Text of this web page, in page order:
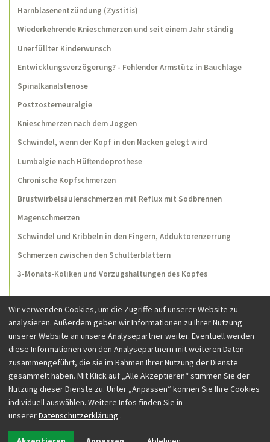
Adduktorenzerrung
Schmerzen zwischen den Schulterblättern
3-Monats-Koliken und Vorzugshaltungen des
Lebenslauf
Publikationen
Home
Harnblasenentzündung (Zystitis)
Wiederkehrende Knieschmerzen und seit einem Jahr ständig
Unerfüllter Kinderwunsch
Entwicklungsverzögerung? - Fehlender Armstütz in Bauchlage
Spinalkanalstenose
Postzosterneuralgie
Knieschmerzen nach dem Joggen
Schwindel, wenn der Kopf in den Nacken gelegt wird
Lumbalgie nach Hüftendoprothese
Chronische Kopfschmerzen
Brustwirbelsäulenschmerzen mit Reflux mit Sodbrennen
Magenschmerzen
Schwindel und Kribbeln in den Fingern, Adduktorenzerrung
Schmerzen zwischen den Schulterblättern
3-Monats-Koliken und Vorzugshaltungen des Kopfes
Besuchen Sie uns auf Facebook
Osteopathie Bonn Seminarorte Impressum Datenschutzerklärung
Wir verwenden Cookies, um die Zugriffe auf unserer Website zu
analysieren. Außerdem geben wir Informationen zu Ihrer Nutzung
unserer Website an unsere Analysepartner weiter. Eventuell werden
diese Informationen von den Analysepartnern mit weiteren Daten
zusammengeführt, die sie im Rahmen Ihrer Nutzung der Dienste
gesammelt haben. Mit Klick auf „Alle Akzeptieren“ stimmen Sie der
Nutzung dieser Dienste zu. Unter „Anpassen“ können Sie Ihre Cookies
individuell auswählen. Weitere Infos finden Sie in
unsererDatenschutzerklärung .